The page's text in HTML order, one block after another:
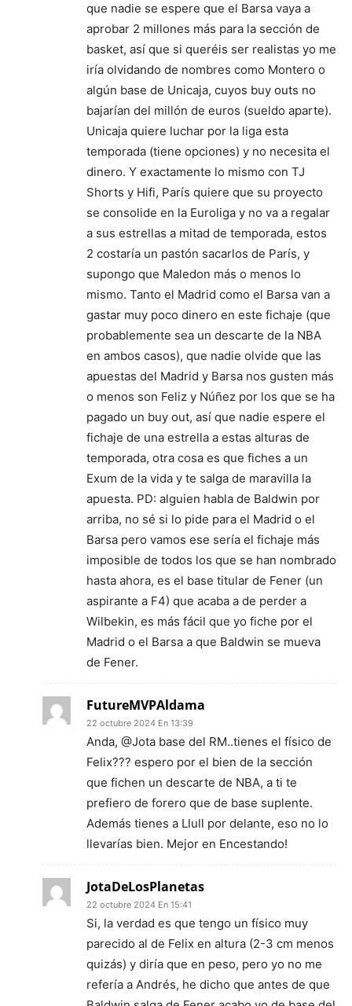
que nadie se espere que el Barsa vaya a
aprobar 2 millones más para la sección de
basket, así que si queréis ser realistas yo me
iría olvidando de nombres como Montero o
algún base de Unicaja, cuyos buy outs no
bajarían del millón de euros (sueldo aparte).
Unicaja quiere luchar por la liga esta
temporada (tiene opciones) y no necesita el
dinero. Y exactamente lo mismo con TJ
Shorts y Hifi, París quiere que su proyecto
se consolide en la Euroliga y no va a regalar
a sus estrellas a mitad de temporada, estos
2 costaría un pastón sacarlos de París, y
supongo que Maledon más o menos lo
mismo. Tanto el Madrid como el Barsa van a
gastar muy poco dinero en este fichaje (que
probablemente sea un descarte de la NBA
en ambos casos), que nadie olvide que las
apuestas del Madrid y Barsa nos gusten más
o menos son Feliz y Núñez por los que se ha
pagado un buy out, así que nadie espere el
fichaje de una estrella a estas alturas de
temporada, otra cosa es que fiches a un
Exum de la vida y te salga de maravilla la
apuesta. PD: alguien habla de Baldwin por
arriba, no sé si lo pide para el Madrid o el
Barsa pero vamos ese sería el fichaje más
imposible de todos los que se han nombrado
hasta ahora, es el base titular de Fener (un
aspirante a F4) que acaba a de perder a
Wilbekin, es más fácil que yo fiche por el
Madrid o el Barsa a que Baldwin se mueva
de Fener.
FutureMVPAldama
22 octubre 2024 En 13:39
Anda, @Jota base del RM..tienes el físico de
Felix??? espero por el bien de la sección
que fichen un descarte de NBA, a ti te
prefiero de forero que de base suplente.
Además tienes a Llull por delante, eso no lo
llevarías bien. Mejor en Encestando!
JotaDeLosPlanetas
22 octubre 2024 En 15:41
Si, la verdad es que tengo un físico muy
parecido al de Felix en altura (2-3 cm menos
quizás) y diría que en peso, pero yo no me
refería a Andrés, he dicho que antes de que